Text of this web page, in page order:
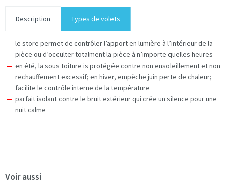
Description Types de volets
le store permet de contrôler l’apport en lumière à l’intérieur de la
pièce ou d’occulter totalment la pièce à n’importe quelles heures
en été, la sous toiture is protégée contre non ensoleillement et non
rechauffement excessif; en hiver, empèche juin perte de chaleur;
facilite le contrôle interne de la température
parfait isolant contre le bruit extérieur qui crée un silence pour une
nuit calme
Voir aussi